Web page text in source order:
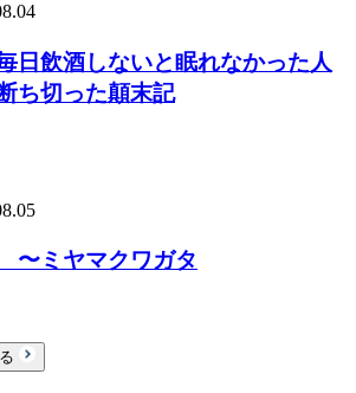
日飲酒しないと眠れなかった人
ち切った顛末記
〜ミヤマクワガタ